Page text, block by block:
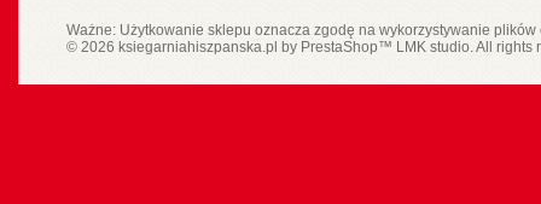
Ważne: Użytkowanie sklepu oznacza zgodę na wykorzystywanie
© 2026 ksiegarniahiszpanska.pl by PrestaShop™ LMK studio. All rights